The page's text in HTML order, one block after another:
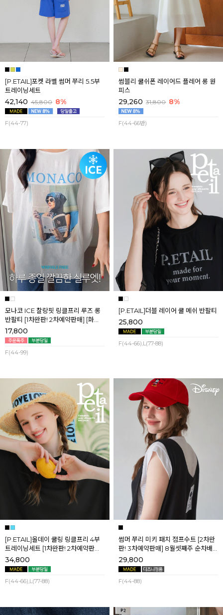
[P.ETAIL]포켓 라벨 썸머 쭈리 5.5부
트레이닝세트
42,140 45,800 8%
F(44-77)
썸블리 쿨쉬폰 레이어드 플레어 롱 원
피스
29,260 31,800 8%
F(44-66반)
모나코 ICE 찰랑핏 링클프리 루즈 롱
반팔티 [1차완판! 2차예약판매] [화이
트] 8월첫째주 순차배송
17,800
F(44-99)
[P.ETAIL]더블 레이어 쿨 메쉬 반팔티
25,800
F(44-66),L(77-88)
[P.ETAIL]올데이 쿨링 링클프리 4부
트레이닝세트 [1차완판! 2차예약판매]
[블랙L] 8월셋째주 순차배송
34,800
F(44-66),L(77-88)
썸머 쭈리 미키 패치 점프수트 [2차완
판! 3차예약판매] 8월셋째주 순차배
송
29,800
F(44-88)